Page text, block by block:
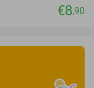
€8,90